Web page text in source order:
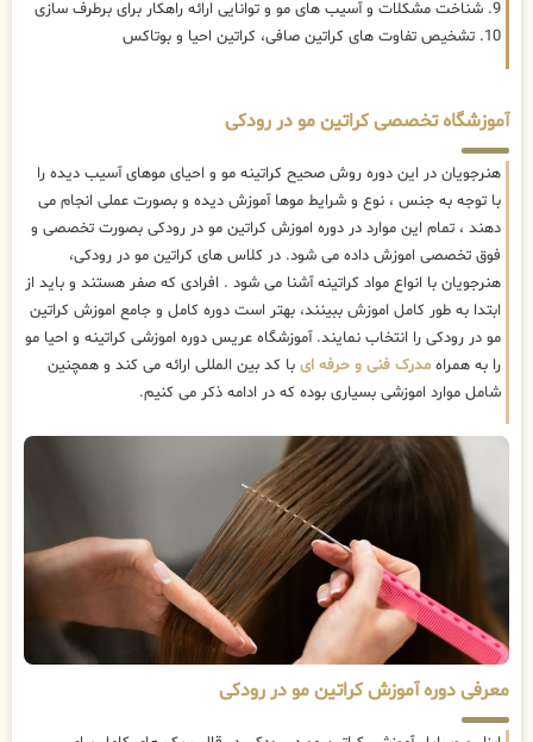
9. شناخت مشکلات و آسیب های مو و توانایی ارائه راهکار برای برطرف سازی
10. تشخیص تفاوت های کراتین صافی، کراتین احیا و بوتاکس
آموزشگاه تخصصی کراتین مو در رودکی
هنرجویان در این دوره روش صحیح کراتینه مو و احیای موهای آسیب دیده را
با توجه به جنس ، نوع و شرایط موها آموزش دیده و بصورت عملی انجام می
دهند ، تمام این موارد در دوره اموزش کراتین مو در رودکی بصورت تخصصی و
فوق تخصصی اموزش داده می شود. در کلاس های کراتین مو در رودکی،
هنرجویان با انواع مواد کراتینه آشنا می شود . افرادی که صفر هستند و باید از
ابتدا به طور کامل اموزش ببینند، بهتر است دوره کامل و جامع اموزش کراتین
مو در رودکی را انتخاب نمایند. آموزشگاه عریس دوره اموزشی کراتینه و احیا مو
را به همراه مدرک فنی و حرفه ای با کد بین المللی ارائه می کند و همچنین
شامل موارد اموزشی بسیاری بوده که در ادامه ذکر می کنیم.
معرفی دوره آموزش کراتین مو در رودکی